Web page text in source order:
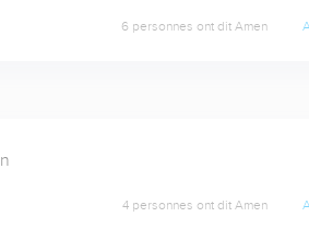
6 personnes ont dit Amen
4 personnes ont dit Amen